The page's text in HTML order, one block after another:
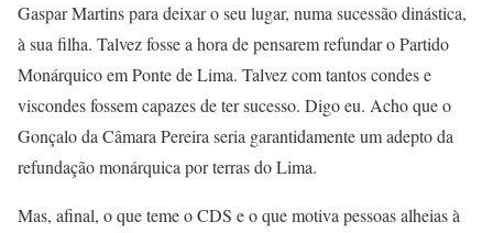
Gaspar Martins para deixar o seu lugar, numa sucessão dinástica,
à sua filha. Talvez fosse a hora de pensarem refundar o Partido
Monárquico em Ponte de Lima. Talvez com tantos condes e
viscondes fossem capazes de ter sucesso. Digo eu. Acho que o
Gonçalo da Câmara Pereira seria garantidamente um adepto da
refundação monárquica por terras do Lima.
Mas, afinal, o que teme o CDS e o que motiva pessoas alheias à